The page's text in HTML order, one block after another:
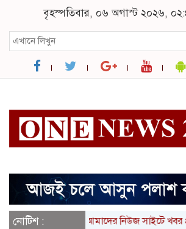
বৃহস্পতিবার, ০৬ অগাস্ট ২০২৬,
নোটিশ : আমাদের নিউজ সাইটে খবর